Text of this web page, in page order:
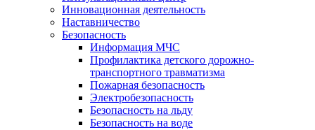
Инновационная деятельность
Наставничество
Безопасность
Информация МЧС
Профилактика детского дорожно-
транспортного травматизма
Пожарная безопасность
Электробезопасность
Безопасность на льду
Безопасность на воде